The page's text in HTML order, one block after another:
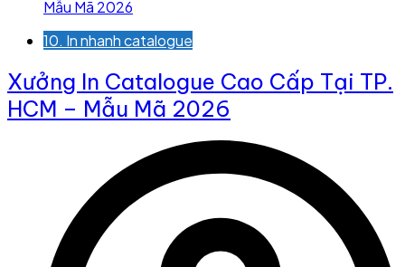
10. In nhanh catalogue
Xưởng In Catalogue Cao Cấp Tại TP.
HCM – Mẫu Mã 2026